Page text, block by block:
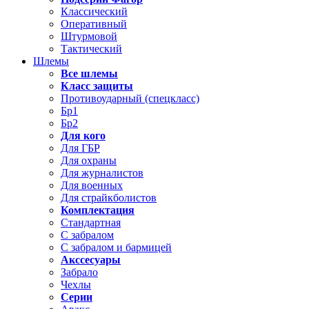
Классический
Оперативный
Штурмовой
Тактический
Шлемы
Все шлемы
Класс защиты
Противоударный (спецкласс)
Бр1
Бр2
Для кого
Для ГБР
Для охраны
Для журналистов
Для военных
Для страйкболистов
Комплектация
Стандартная
С забралом
С забралом и бармицей
Акссесуары
Забрало
Чехлы
Серии